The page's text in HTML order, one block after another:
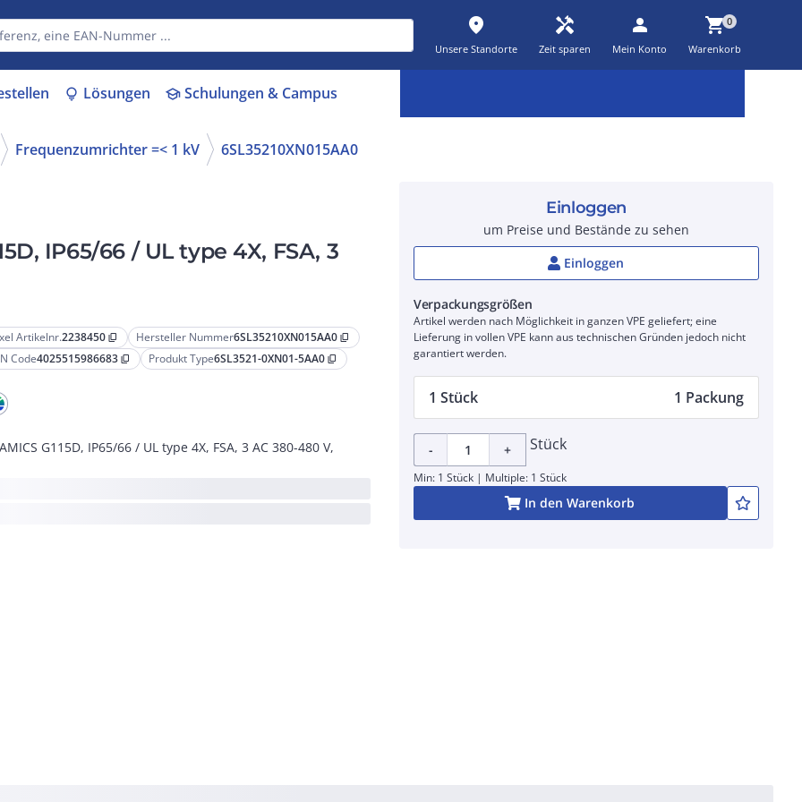
place
Unsere Standorte
handyman
Zeit sparen
person
Mein Konto
shopping_cart0
Warenkorb
lightbulb Lösungen schoolSchulungen & Campus
Frequenzumrichter =< 1 kV 6SL35210XN015AA0
IP65/66 / UL type 4X, FSA, 3
Artikelnr.2238450 content_copy Hersteller Nummer6SL35210XN015AA0 content_copy
Code4025515986683 content_copy Produkt Type6SL3521-0XN01-5AA0 content_copy
G115D, IP65/66 / UL type 4X, FSA, 3 AC 380-480 V,
Einloggen
um Preise und Bestände zu sehen
Einloggen
Verpackungsgrößen
Artikel werden nach Möglichkeit in ganzen VPE geliefert; eine
Lieferung in vollen VPE kann aus technischen Gründen jedoch nicht
garantiert werden.
1 Stück 1 Packung
- + Stück
Min: 1 Stück | Multiple: 1 Stück
In den Warenkorb